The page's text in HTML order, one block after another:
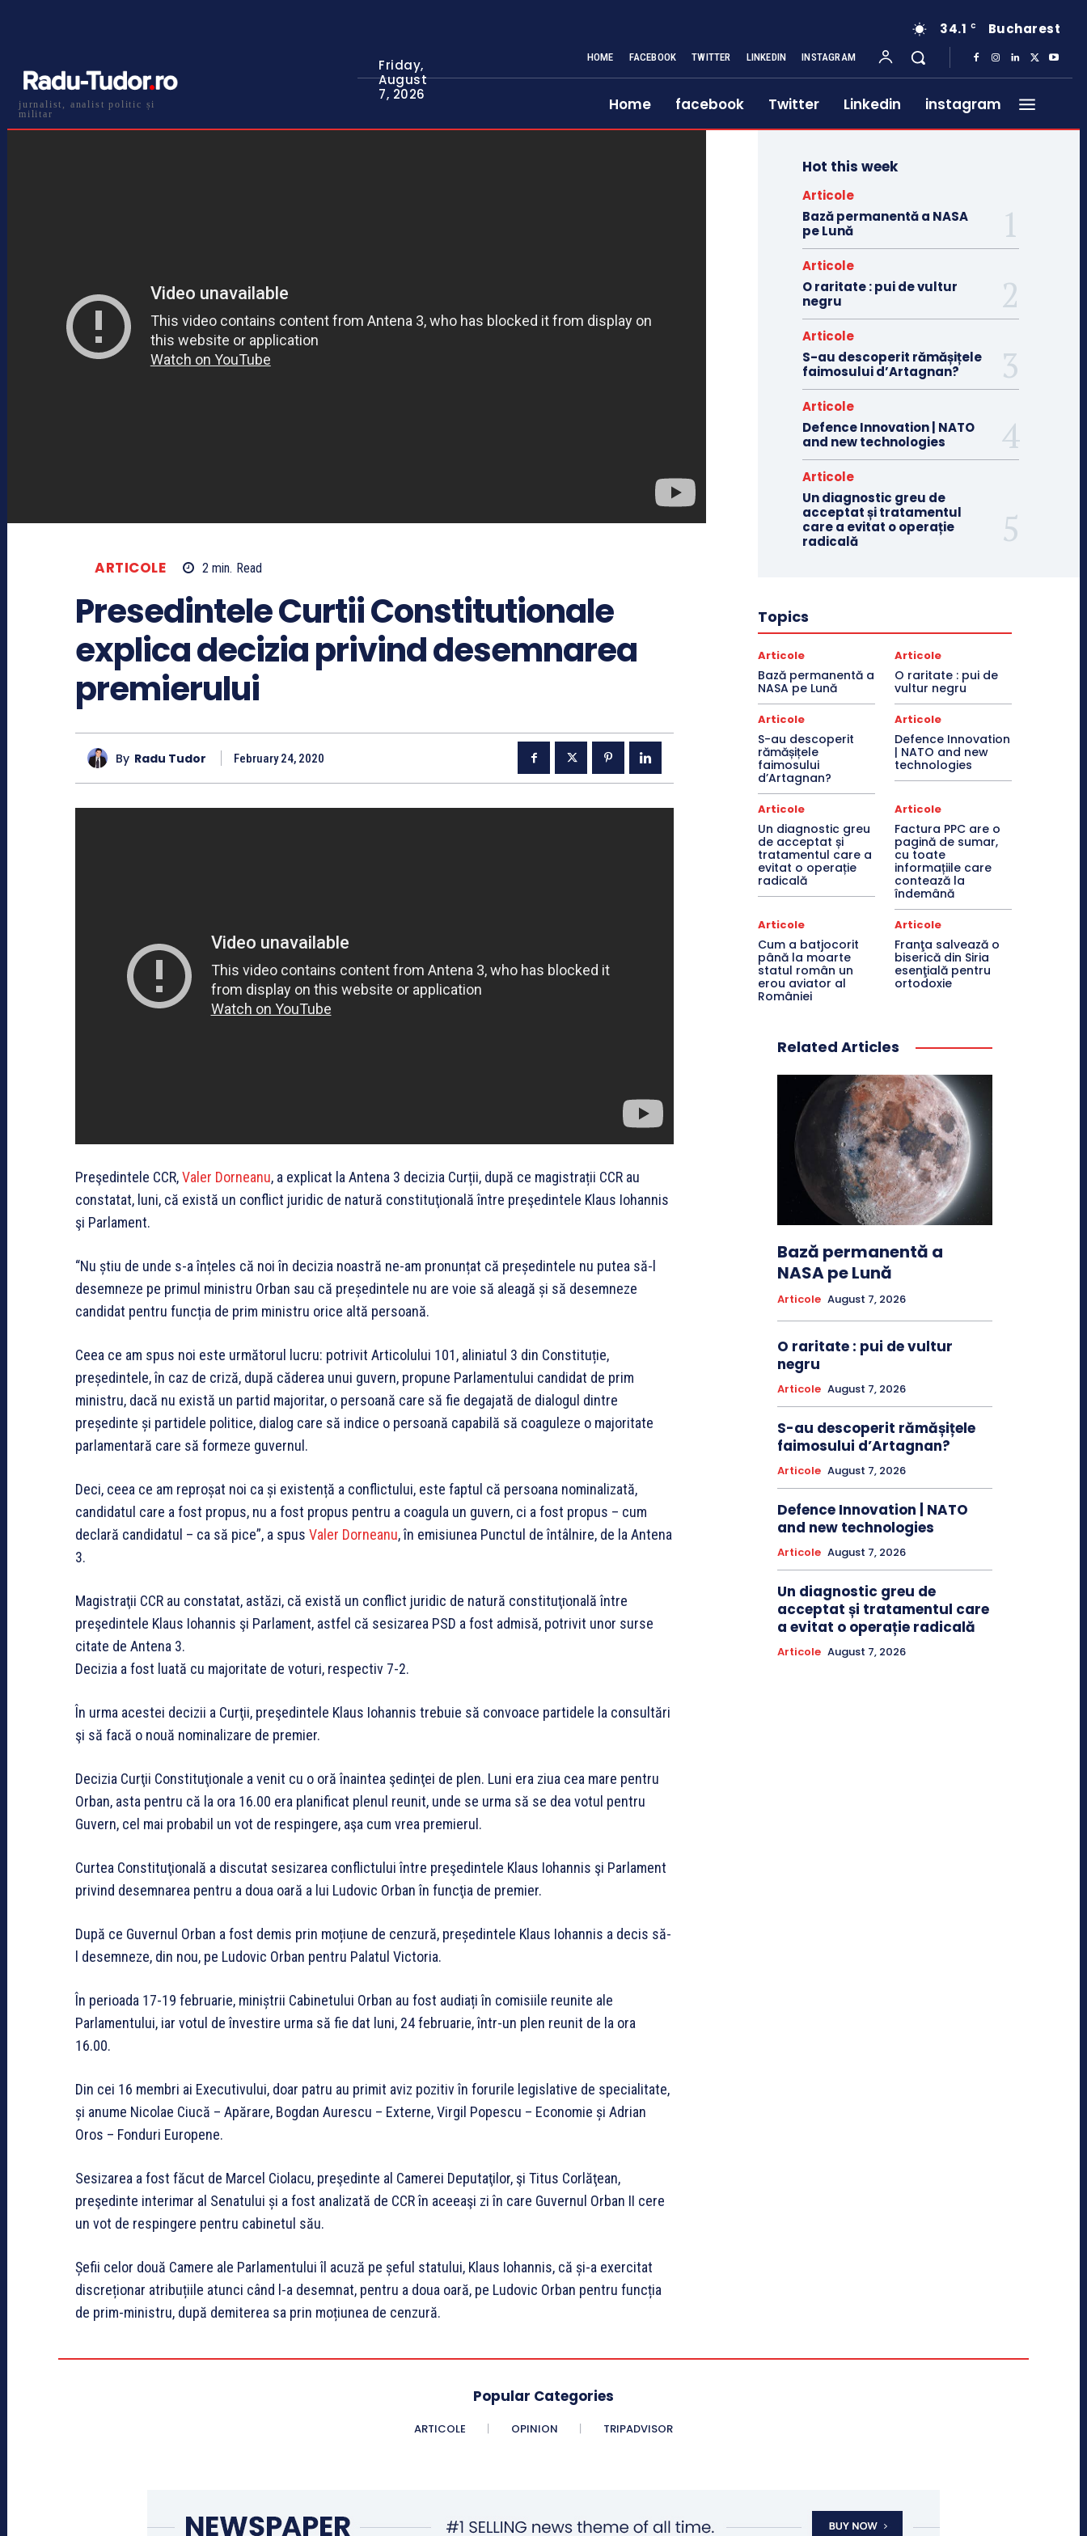
jurnalist, analist politic și
militar
Friday,
August
7, 2026
34.1 C Bucharest
HOME FACEBOOK TWITTER LINKEDIN INSTAGRAM
Home facebook Twitter Linkedin instagram
ARTICOLE 2 min. Read
Presedintele Curtii Constitutionale
explica decizia privind desemnarea
premierului
By Radu Tudor February 24, 2020
Preşedintele CCR,Valer Dorneanu, a explicat la Antena 3 decizia Curții, după ce magistrații CCR au
constatat, luni, că există un conflict juridic de natură constituţională între preşedintele Klaus Iohannis
şi Parlament.
“Nu știu de unde s-a înțeles că noi în decizia noastră ne-am pronunțat că președintele nu putea să-l
desemneze pe primul ministru Orban sau că președintele nu are voie să aleagă și să desemneze
candidat pentru funcția de prim ministru orice altă persoană.
Ceea ce am spus noi este următorul lucru: potrivit Articolului 101, aliniatul 3 din Constituție,
președintele, în caz de criză, după căderea unui guvern, propune Parlamentului candidat de prim
ministru, dacă nu există un partid majoritar, o persoană care să fie degajată de dialogul dintre
președinte și partidele politice, dialog care să indice o persoană capabilă să coaguleze o majoritate
parlamentară care să formeze guvernul.
Deci, ceea ce am reproșat noi ca și existență a conflictului, este faptul că persoana nominalizată,
candidatul care a fost propus, nu a fost propus pentru a coagula un guvern, ci a fost propus – cum
declară candidatul – ca să pice”, a spus Valer Dorneanu, în emisiunea Punctul de întâlnire, de la Antena
3.
Magistraţii CCR au constatat, astăzi, că există un conflict juridic de natură constituţională între
preşedintele Klaus Iohannis şi Parlament, astfel că sesizarea PSD a fost admisă, potrivit unor surse
citate de Antena 3.
Decizia a fost luată cu majoritate de voturi, respectiv 7-2.
În urma acestei decizii a Curţii, preşedintele Klaus Iohannis trebuie să convoace partidele la consultări
şi să facă o nouă nominalizare de premier.
Decizia Curţii Constituţionale a venit cu o oră înaintea şedinţei de plen. Luni era ziua cea mare pentru
Orban, asta pentru că la ora 16.00 era planificat plenul reunit, unde se urma să se dea votul pentru
Guvern, cel mai probabil un vot de respingere, aşa cum vrea premierul.
Curtea Constituţională a discutat sesizarea conflictului între preşedintele Klaus Iohannis şi Parlament
privind desemnarea pentru a doua oară a lui Ludovic Orban în funcţia de premier.
După ce Guvernul Orban a fost demis prin moțiune de cenzură, președintele Klaus Iohannis a decis să-
l desemneze, din nou, pe Ludovic Orban pentru Palatul Victoria.
În perioada 17-19 februarie, miniștrii Cabinetului Orban au fost audiați în comisiile reunite ale
Parlamentului, iar votul de învestire urma să fie dat luni, 24 februarie, într-un plen reunit de la ora
16.00.
Din cei 16 membri ai Executivului, doar patru au primit aviz pozitiv în forurile legislative de specialitate,
și anume Nicolae Ciucă – Apărare, Bogdan Aurescu – Externe, Virgil Popescu – Economie și Adrian
Oros – Fonduri Europene.
Sesizarea a fost făcut de Marcel Ciolacu, preşedinte al Camerei Deputaţilor, şi Titus Corlăţean,
preşedinte interimar al Senatului și a fost analizată de CCR în aceeaşi zi în care Guvernul Orban II cere
un vot de respingere pentru cabinetul său.
Șefii celor două Camere ale Parlamentului îl acuză pe șeful statului, Klaus Iohannis, că și-a exercitat
discreționar atribuțiile atunci când l-a desemnat, pentru a doua oară, pe Ludovic Orban pentru funcția
de prim-ministru, după demiterea sa prin moțiunea de cenzură.
Hot this week
Articole
Bază permanentă a NASA
pe Lună
Articole
O raritate : pui de vultur
negru
Articole
S-au descoperit rămășițele
faimosului d’Artagnan?
Articole
Defence Innovation | NATO
and new technologies
Articole
Un diagnostic greu de
acceptat și tratamentul
care a evitat o operație
radicală
Topics
Articole
Bază permanentă a
NASA pe Lună
Articole
O raritate : pui de
vultur negru
Articole
S-au descoperit
rămășițele
faimosului
d’Artagnan?
Articole
Defence Innovation
| NATO and new
technologies
Articole
Un diagnostic greu
de acceptat și
tratamentul care a
evitat o operație
radicală
Articole
Factura PPC are o
pagină de sumar,
cu toate
informațiile care
contează la
îndemână
Articole
Cum a batjocorit
până la moarte
statul român un
erou aviator al
României
Articole
Franţa salvează o
biserică din Siria
esenţială pentru
ortodoxie
Related Articles
Bază permanentă a
NASA pe Lună
Articole August 7, 2026
O raritate : pui de vultur
negru
Articole August 7, 2026
S-au descoperit rămășițele
faimosului d’Artagnan?
Articole August 7, 2026
Defence Innovation | NATO
and new technologies
Articole August 7, 2026
Un diagnostic greu de
acceptat și tratamentul care
a evitat o operație radicală
Articole August 7, 2026
Popular Categories
ARTICOLE OPINION TRIPADVISOR